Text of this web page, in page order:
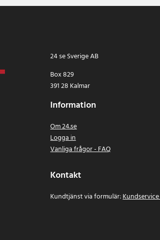
24 se Sverige AB
Box 829
391 28 Kalmar
Information
Om 24.se
Logga in
Vanliga frågor - FAQ
Kontakt
Kundtjänst via formulär: